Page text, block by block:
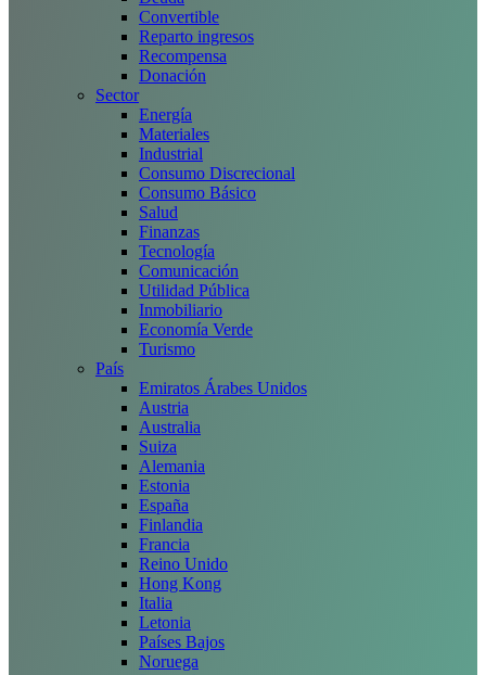
Convertible
Reparto ingresos
Recompensa
Donación
Sector
Energía
Materiales
Industrial
Consumo Discrecional
Consumo Básico
Salud
Finanzas
Tecnología
Comunicación
Utilidad Pública
Inmobiliario
Economía Verde
Turismo
País
Emiratos Árabes Unidos
Austria
Australia
Suiza
Alemania
Estonia
España
Finlandia
Francia
Reino Unido
Hong Kong
Italia
Letonia
Países Bajos
Noruega